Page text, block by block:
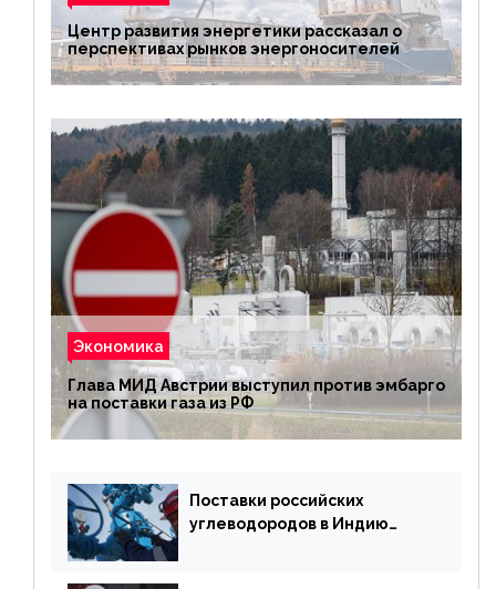
Центр развития энергетики рассказал о
перспективах рынков энергоносителей
Экономика
Глава МИД Австрии выступил против эмбарго
на поставки газа из РФ
Поставки российских
углеводородов в Индию